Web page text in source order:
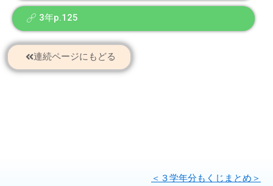
3年p.125
連続ページにもどる
＜３学年分もくじまとめ＞